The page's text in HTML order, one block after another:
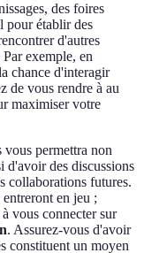
des foires
pour établir des
d'autres
exemple, en
chance d'interagir
de vous rendre à au
maximiser votre
permettra non
d'avoir des discussions
collaborations futures.
en jeu ;
vous connecter sur
. Assurez-vous d'avoir
constituent un moyen